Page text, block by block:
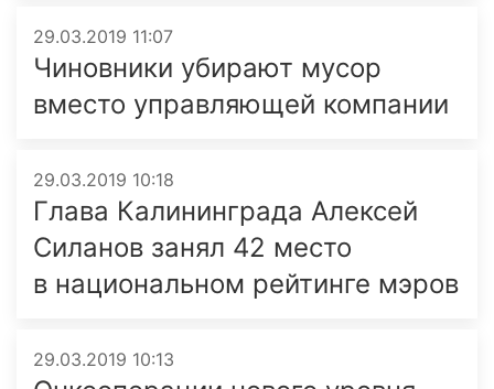
29.03.2019 11:07
Чиновники убирают мусор
вместо управляющей компании
29.03.2019 10:18
Глава Калининграда Алексей
Силанов занял 42 место
в национальном рейтинге мэров
29.03.2019 10:13